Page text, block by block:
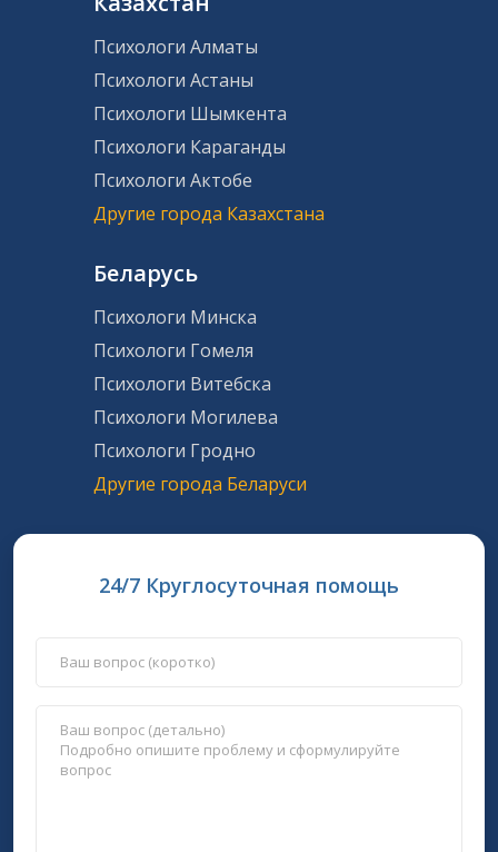
Психологи Алматы
Психологи Астаны
Психологи Шымкента
Психологи Караганды
Психологи Актобе
Другие города Казахстана
Беларусь
Психологи Минска
Психологи Гомеля
Психологи Витебска
Психологи Могилева
Психологи Гродно
Другие города Беларуси
24/7 Круглосуточная помощь